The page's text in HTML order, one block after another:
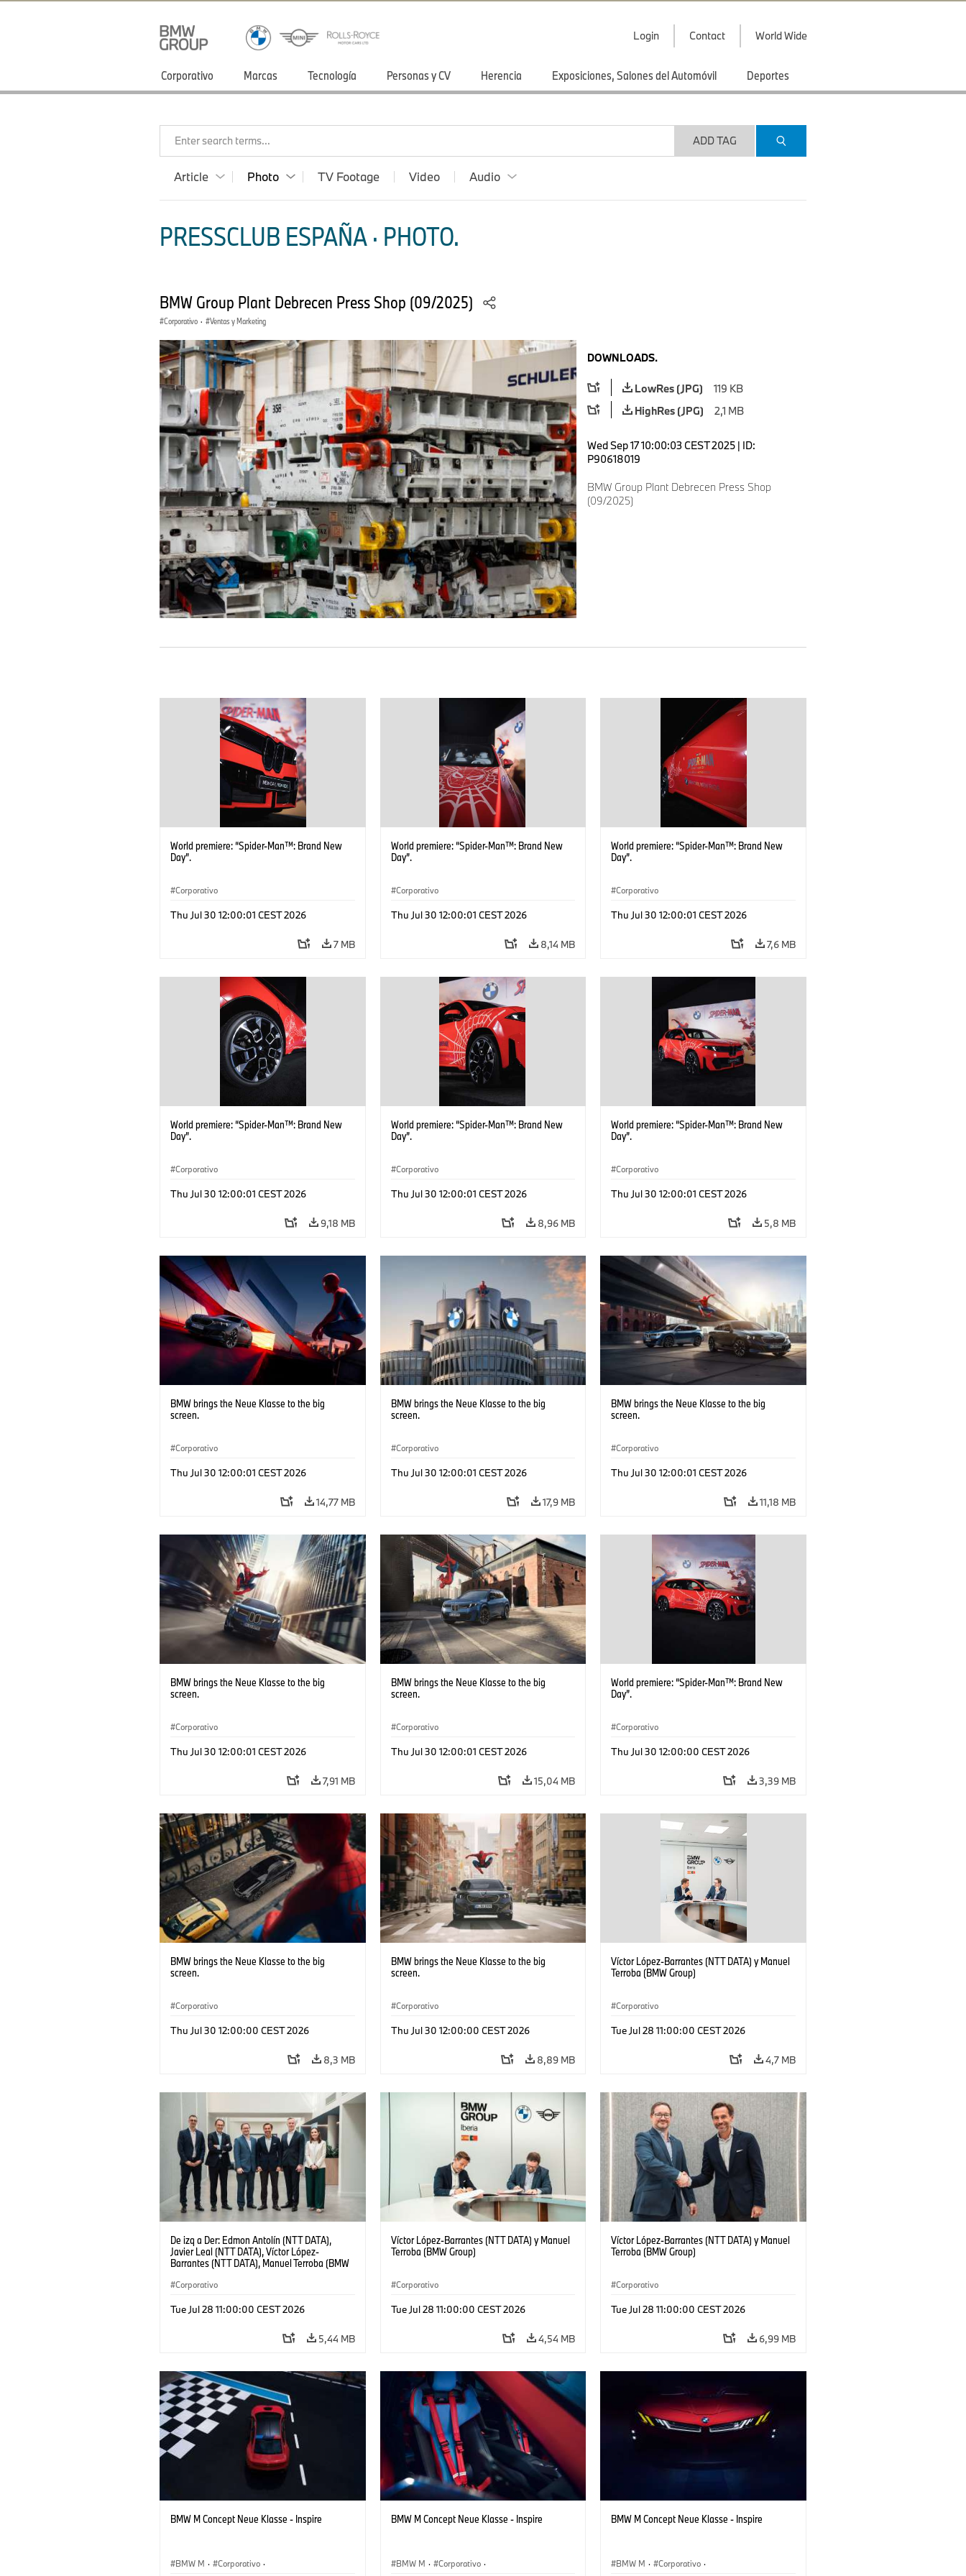
Login Contact World Wide
Corporativo Marcas Tecnología Personas y CV Herencia Exposiciones, Salones del Automóvil Deportes
Enter search terms... ADD TAG
Article Photo TV Footage Video Audio
PRESSCLUB ESPAÑA · PHOTO.
BMW Group Plant Debrecen Press Shop (09/2025)
Corporativo · Ventas y Marketing
DOWNLOADS.
LowRes (JPG)
119 KB
HighRes (JPG)
2,1 MB
Wed Sep 17 10:00:03 CEST 2025 | ID:
P90618019
BMW Group Plant Debrecen Press Shop
(09/2025)
World premiere: “Spider-Man™: Brand New
Day”.
Corporativo
Thu Jul 30 12:00:01 CEST 2026
7 MB
World premiere: “Spider-Man™: Brand New
Day”.
Corporativo
Thu Jul 30 12:00:01 CEST 2026
8,14 MB
World premiere: “Spider-Man™: Brand New
Day”.
Corporativo
Thu Jul 30 12:00:01 CEST 2026
7,6 MB
World premiere: “Spider-Man™: Brand New
Day”.
Corporativo
Thu Jul 30 12:00:01 CEST 2026
9,18 MB
World premiere: “Spider-Man™: Brand New
Day”.
Corporativo
Thu Jul 30 12:00:01 CEST 2026
8,96 MB
World premiere: “Spider-Man™: Brand New
Day”.
Corporativo
Thu Jul 30 12:00:01 CEST 2026
5,8 MB
BMW brings the Neue Klasse to the big
screen.
Corporativo
Thu Jul 30 12:00:01 CEST 2026
14,77 MB
BMW brings the Neue Klasse to the big
screen.
Corporativo
Thu Jul 30 12:00:01 CEST 2026
17,9 MB
BMW brings the Neue Klasse to the big
screen.
Corporativo
Thu Jul 30 12:00:01 CEST 2026
11,18 MB
BMW brings the Neue Klasse to the big
screen.
Corporativo
Thu Jul 30 12:00:01 CEST 2026
7,91 MB
BMW brings the Neue Klasse to the big
screen.
Corporativo
Thu Jul 30 12:00:01 CEST 2026
15,04 MB
World premiere: “Spider-Man™: Brand New
Day”.
Corporativo
Thu Jul 30 12:00:00 CEST 2026
3,39 MB
BMW brings the Neue Klasse to the big
screen.
Corporativo
Thu Jul 30 12:00:00 CEST 2026
8,3 MB
BMW brings the Neue Klasse to the big
screen.
Corporativo
Thu Jul 30 12:00:00 CEST 2026
8,89 MB
Víctor López-Barrantes (NTT DATA) y Manuel
Terroba (BMW Group)
Corporativo
Tue Jul 28 11:00:00 CEST 2026
4,7 MB
De izq a Der: Edmon Antolín (NTT DATA),
Javier Leal (NTT DATA), Víctor López-
Barrantes (NTT DATA), Manuel Terroba (BMW
Lázaro (BMW Group)
Corporativo
Tue Jul 28 11:00:00 CEST 2026
5,44 MB
Víctor López-Barrantes (NTT DATA) y Manuel
Terroba (BMW Group)
Corporativo
Tue Jul 28 11:00:00 CEST 2026
4,54 MB
Víctor López-Barrantes (NTT DATA) y Manuel
Terroba (BMW Group)
Corporativo
Tue Jul 28 11:00:00 CEST 2026
6,99 MB
BMW M Concept Neue Klasse - Inspire
BMW M · Corporativo ·
BMW M Concept Neue Klasse - Inspire
BMW M · Corporativo ·
BMW M Concept Neue Klasse - Inspire
BMW M · Corporativo ·